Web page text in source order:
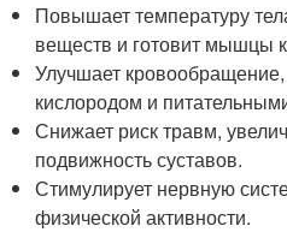
Повышает температуру
веществ и готовит мышцы
Улучшает
кислородом и
Снижает риск травм,
подвижность суставов.
Стимулирует нервную
физической активности.